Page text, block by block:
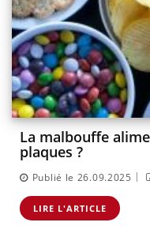
La malbouffe
plaques ?
Publié le 26.09.2025 |
LIRE L'ARTICLE